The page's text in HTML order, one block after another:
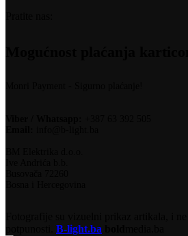
B-light.ba